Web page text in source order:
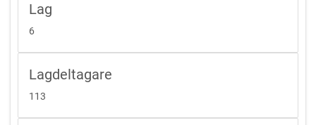
Lag
6
Lagdeltagare
113